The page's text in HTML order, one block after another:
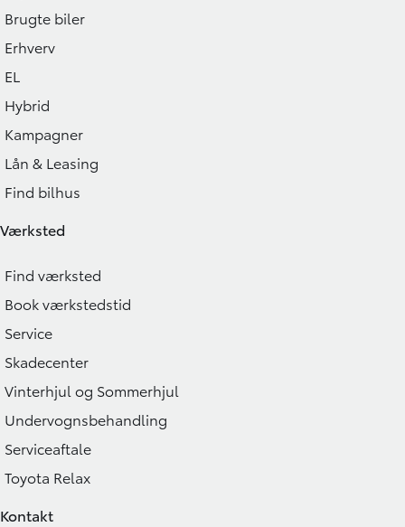
Brugte biler
Erhverv
EL
Hybrid
Kampagner
Lån & Leasing
Find bilhus
Værksted
Find værksted
Book værkstedstid
Service
Skadecenter
Vinterhjul og Sommerhjul
Undervognsbehandling
Serviceaftale
Toyota Relax
Kontakt